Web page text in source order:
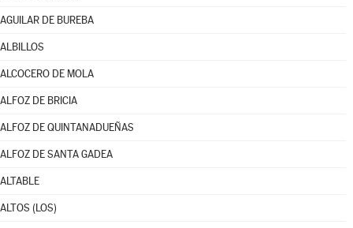
AGUILAR DE BUREBA
ALBILLOS
ALCOCERO DE MOLA
ALFOZ DE BRICIA
ALFOZ DE QUINTANADUEÑAS
ALFOZ DE SANTA GADEA
ALTABLE
ALTOS (LOS)